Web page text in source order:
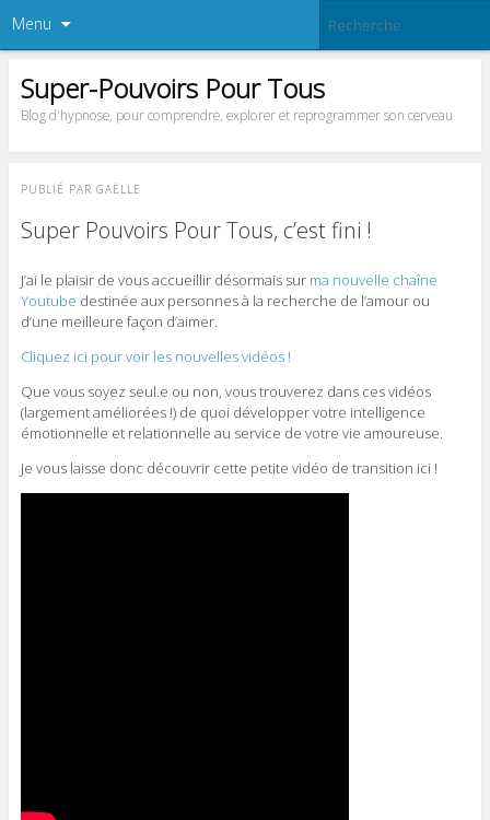
Menu
Super-Pouvoirs Pour Tous
Blog d'hypnose, pour comprendre, explorer et reprogrammer son cerveau
PUBLIÉ PAR GAËLLE
Super Pouvoirs Pour Tous, c’est fini !
J’ai le plaisir de vous accueillir désormais sur ma nouvelle chaîne
Youtube destinée aux personnes à la recherche de l’amour ou
d’une meilleure façon d’aimer.
Cliquez ici pour voir les nouvelles vidéos !
Que vous soyez seul.e ou non, vous trouverez dans ces vidéos
(largement améliorées !) de quoi développer votre intelligence
émotionnelle et relationnelle au service de votre vie amoureuse.
Je vous laisse donc découvrir cette petite vidéo de transition ici !